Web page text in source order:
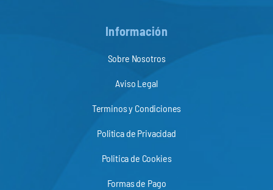
Información
Sobre Nosotros
Aviso Legal
Terminos y Condiciones
Politica de Privacidad
Politica de Cookies
Formas de Pago